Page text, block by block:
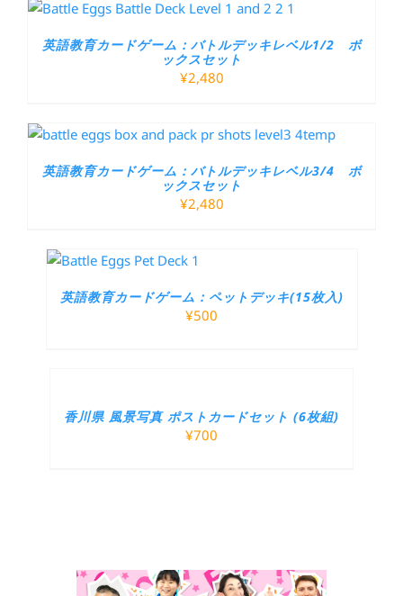
英語教育カードゲーム：バトルデッキレベル1/2 ボ
ックスセット
¥2,480
英語教育カードゲーム：バトルデッキレベル3/4 ボ
ックスセット
¥2,480
英語教育カードゲーム：ペットデッキ(15枚入)
¥500
香川県 風景写真 ポストカードセット (6枚組)
¥700